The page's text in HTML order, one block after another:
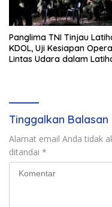
Panglima TNI Tinjau
KDOL, Uji Kesiapan
Lintas Udara dalam
Tinggalkan Balasan
Alamat email Anda tidak
ditandai *